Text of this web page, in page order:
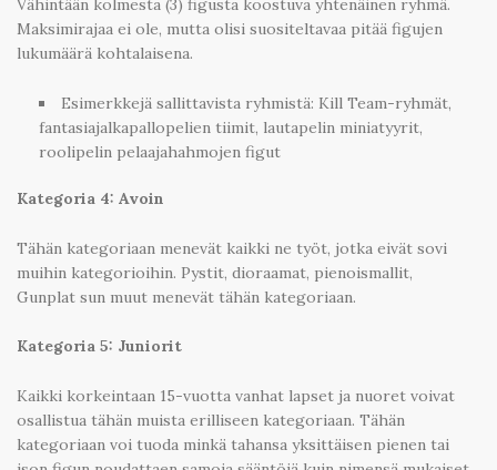
Vähintään kolmesta (3) figusta koostuva yhtenäinen ryhmä.
Maksimirajaa ei ole, mutta olisi suositeltavaa pitää figujen
lukumäärä kohtalaisena.
Esimerkkejä sallittavista ryhmistä: Kill Team-ryhmät,
fantasiajalkapallopelien tiimit, lautapelin miniatyyrit,
roolipelin pelaajahahmojen figut
Kategoria 4: Avoin
Tähän kategoriaan menevät kaikki ne työt, jotka eivät sovi
muihin kategorioihin. Pystit, dioraamat, pienoismallit,
Gunplat sun muut menevät tähän kategoriaan.
Kategoria 5: Juniorit
Kaikki korkeintaan 15-vuotta vanhat lapset ja nuoret voivat
osallistua tähän muista erilliseen kategoriaan. Tähän
kategoriaan voi tuoda minkä tahansa yksittäisen pienen tai